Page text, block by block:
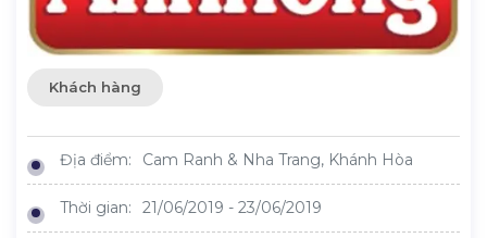
Khách hàng
Địa điểm: Cam Ranh & Nha Trang, Khánh Hòa
Thời gian: 21/06/2019 - 23/06/2019